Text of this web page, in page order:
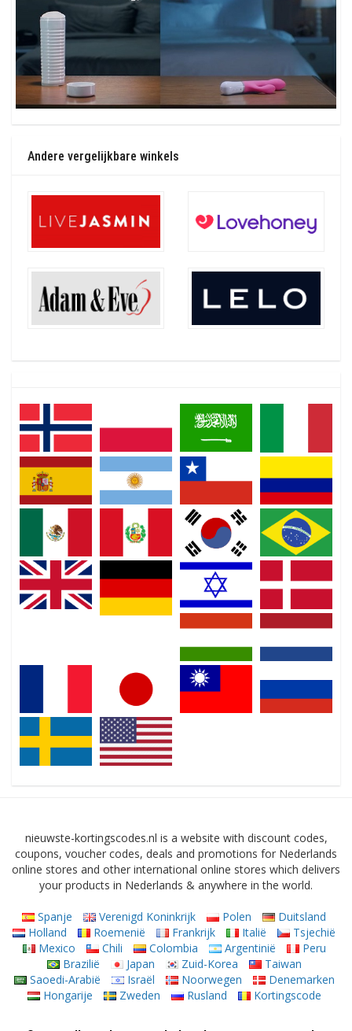
Andere vergelijkbare winkels
nieuwste-kortingscodes.nl is a website with discount codes,
coupons, voucher codes, deals and promotions for Nederlands
online stores and other international online stores which delivers
your products in Nederlands & anywhere in the world.
Spanje Verenigd Koninkrijk Polen
Duitsland
Holland
Roemenië Frankrijk Italië
Tsjechië
Mexico
Chili Colombia Argentinië
Peru
Brazilië
Japan Zuid-Korea
Taiwan
Saoedi-Arabië
Israël Noorwegen
Denemarken
Hongarije
Zweden Rusland Kortingscode